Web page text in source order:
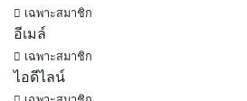
เฉพาะสมาชิก
อีเมล์
เฉพาะสมาชิก
ไอดีไลน์